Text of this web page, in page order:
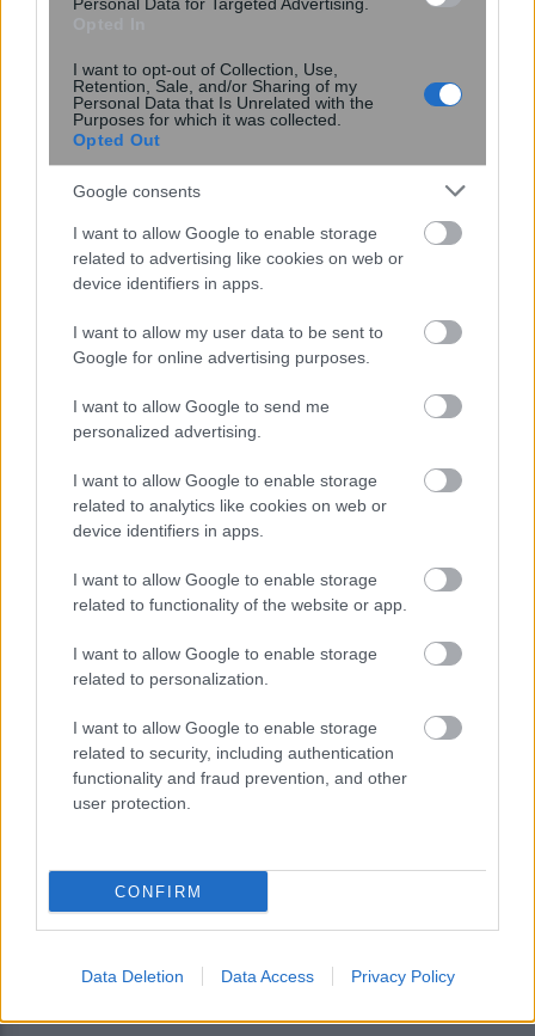
I want to opt-out of Collection, Use,
Retention, Sale, and/or Sharing of my
Personal Data that Is Unrelated with the
Purposes for which it was collected.
Opted Out
Google consents
I want to allow Google to enable storage
related to advertising like cookies on web or
device identifiers in apps.
I want to allow my user data to be sent to
Google for online advertising purposes.
I want to allow Google to send me
personalized advertising.
I want to allow Google to enable storage
related to analytics like cookies on web or
device identifiers in apps.
I want to allow Google to enable storage
related to functionality of the website or app.
I want to allow Google to enable storage
related to personalization.
I want to allow Google to enable storage
related to security, including authentication
functionality and fraud prevention, and other
user protection.
CONFIRM
Data Deletion Data Access Privacy Policy
, 10 Μαΐου 2018 || Διεθνή
Σε κοινή γραμμή Βερολίνο – Μόσχα: Να
παραμείνει σε ισχύ η συμφωνία για το
πυρηνικό πρόγραμμα του Ιράν
, 10 Μαΐου 2018 || Διεθνή
πυρηνικό πρόγραμμα;